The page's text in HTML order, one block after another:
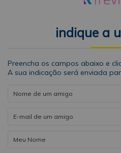
indique a
Preencha os campos abaixo e
A sua indicação será enviada